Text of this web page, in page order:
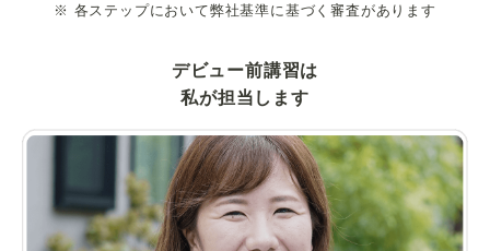
※ 各ステップにおいて弊社基準に基づく審査があります
デビュー前講習は
私が担当します